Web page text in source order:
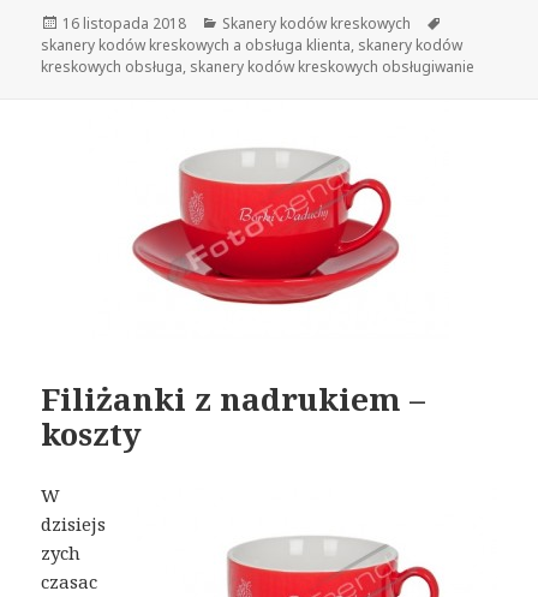
Opublikowano
16 listopada 2018 Kategorie
Skanery kodów kreskowych
skanery kodów kreskowych a obsługa klienta, skanery kodów
kreskowych obsługa, skanery kodów kreskowych obsługiwanie
Filiżanki z nadrukiem –
koszty
W
dzisiejs
zych
czasac